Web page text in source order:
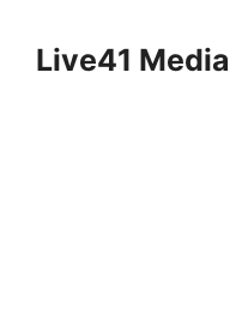
contentLive41 Media